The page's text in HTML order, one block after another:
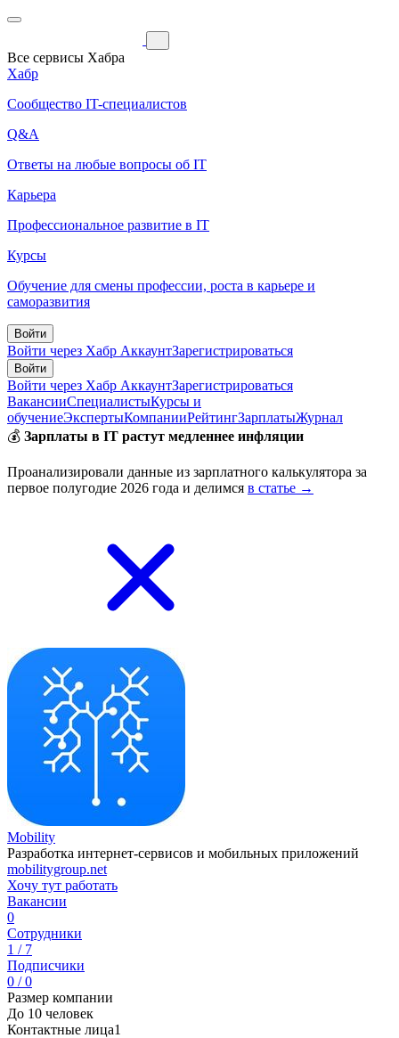
Все сервисы Хабра
Хабр
Сообщество IT-специалистов
Q&A
Ответы на любые вопросы об IT
Карьера
Профессиональное развитие в IT
Курсы
Обучение для смены профессии, роста в карьере и
саморазвития
Войти
Войти через Хабр АккаунтЗарегистрироваться
Войти
Войти через Хабр АккаунтЗарегистрироваться
ВакансииСпециалистыКурсы и
обучениеЭкспертыКомпанииРейтингЗарплатыЖурнал
💰 Зарплаты в IT растут медленнее инфляции
Проанализировали данные из зарплатного калькулятора за
первое полугодие 2026 года и делимся в статье →
Mobility
Разработка интернет-сервисов и мобильных приложений
mobilitygroup.net
Хочу тут работать
Вакансии
0
Сотрудники
1 / 7
Подписчики
0 / 0
Размер компании
До 10 человек
Контактные лица1